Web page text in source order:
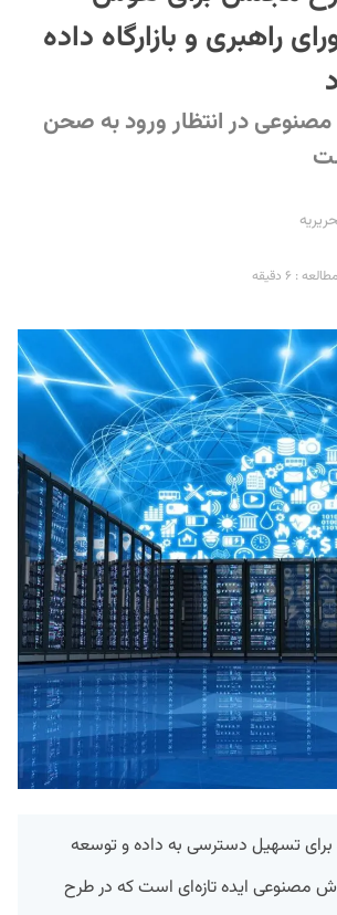
راهبری و بازارگاه داده
در انتظار ورود به صحن
: ۶ دقیقه
برای تسهیل دسترسی به داده و توسعه
مصنوعی ایده تازه‌ای است که در طرح